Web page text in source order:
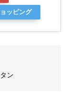
ッピング
ン